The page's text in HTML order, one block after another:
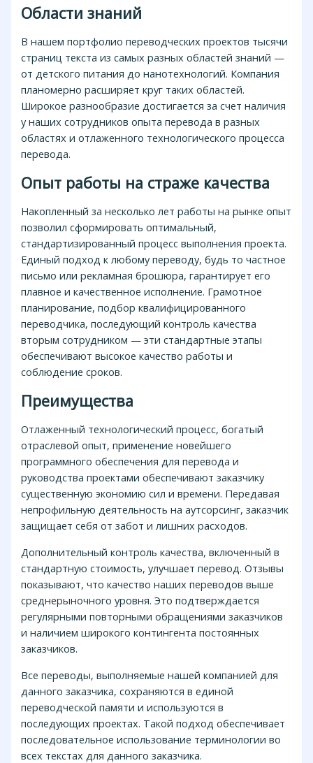
Области знаний
В нашем портфолио переводческих проектов тысячи
страниц текста из самых разных областей знаний —
от детского питания до нанотехнологий. Компания
планомерно расширяет круг таких областей.
Широкое разнообразие достигается за счет наличия
у наших сотрудников опыта перевода в разных
областях и отлаженного технологического процесса
перевода.
Опыт работы на страже качества
Накопленный за несколько лет работы на рынке опыт
позволил сформировать оптимальный,
стандартизированный процесс выполнения проекта.
Единый подход к любому переводу, будь то частное
письмо или рекламная брошюра, гарантирует его
плавное и качественное исполнение. Грамотное
планирование, подбор квалифицированного
переводчика, последующий контроль качества
вторым сотрудником — эти стандартные этапы
обеспечивают высокое качество работы и
соблюдение сроков.
Преимущества
Отлаженный технологический процесс, богатый
отраслевой опыт, применение новейшего
программного обеспечения для перевода и
руководства проектами обеспечивают заказчику
существенную экономию сил и времени. Передавая
непрофильную деятельность на аутсорсинг, заказчик
защищает себя от забот и лишних расходов.
Дополнительный контроль качества, включенный в
стандартную стоимость, улучшает перевод. Отзывы
показывают, что качество наших переводов выше
среднерыночного уровня. Это подтверждается
регулярными повторными обращениями заказчиков
и наличием широкого контингента постоянных
заказчиков.
Все переводы, выполняемые нашей компанией для
данного заказчика, сохраняются в единой
переводческой памяти и используются в
последующих проектах. Такой подход обеспечивает
последовательное использование терминологии во
всех текстах для данного заказчика.